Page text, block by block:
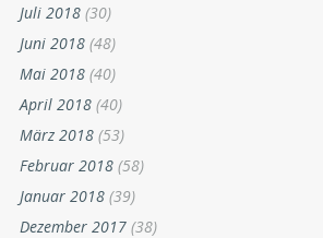
Juli 2018 (30)
Juni 2018 (48)
Mai 2018 (40)
April 2018 (40)
März 2018 (53)
Februar 2018 (58)
Januar 2018 (39)
Dezember 2017 (38)